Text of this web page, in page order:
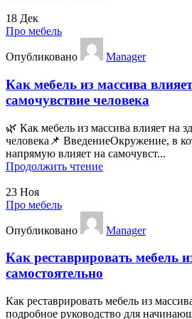
18 Дек
Про мебель
Опубликовано Manager
Как мебель из массива
самочувствие человека
🌿 Как мебель из массива влияет на
человека📌 ВведениеОкружение, в
напрямую влияет на самочувст...
Продолжить чтение
23 Ноя
Про мебель
Опубликовано Manager
Как реставрировать мебель
самостоятельно
Как реставрировать мебель из
подробное руководство для